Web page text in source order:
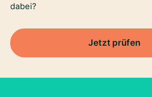
dabei?
Jetzt prüfen